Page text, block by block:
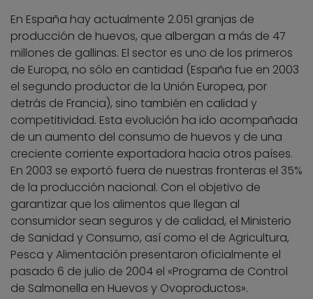
En España hay actualmente 2.051 granjas de
producción de huevos, que albergan a más de 47
millones de gallinas. El sector es uno de los primeros
de Europa, no sólo en cantidad (España fue en 2003
el segundo productor de la Unión Europea, por
detrás de Francia), sino también en calidad y
competitividad. Esta evolución ha ido acompañada
de un aumento del consumo de huevos y de una
creciente corriente exportadora hacia otros países.
En 2003 se exportó fuera de nuestras fronteras el 35%
de la producción nacional. Con el objetivo de
garantizar que los alimentos que llegan al
consumidor sean seguros y de calidad, el Ministerio
de Sanidad y Consumo, así como el de Agricultura,
Pesca y Alimentación presentaron oficialmente el
pasado 6 de julio de 2004 el «Programa de Control
de Salmonella en Huevos y Ovoproductos».